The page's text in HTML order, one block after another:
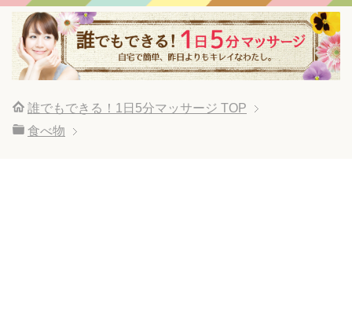
誰でもできる！1日5分マッサージ TOP
食べ物